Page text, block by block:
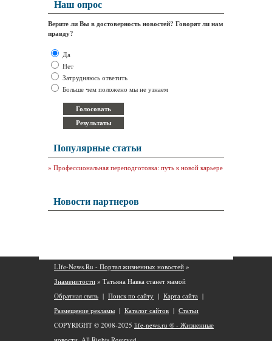
Наш опрос
Верите ли Вы в достоверность новостей? Говорят ли нам
правду?
Да
Нет
Затрудняюсь ответить
Больше чем положено мы не узнаем
Популярные статьи
» Профессиональная переподготовка: путь к новой карьере
Новости партнеров
LIfe-News.Ru - Портал жизненных новостей »
Знаменитости » Татьяна Навка станет мамой
Обратная связь | Поиск по сайту | Карта сайта |
Размещение рекламы | Каталог сайтов | Статьи
COPYRIGHT © 2008-2025 life-news.ru ® - Жизненные